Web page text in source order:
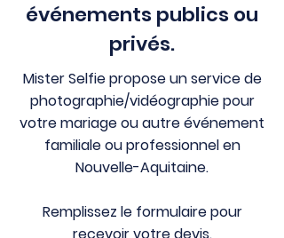
événements publics ou
privés.
Mister Selfie propose un service de
photographie/vidéographie pour
votre mariage ou autre événement
familiale ou professionnel en
Nouvelle-Aquitaine.
Remplissez le formulaire pour